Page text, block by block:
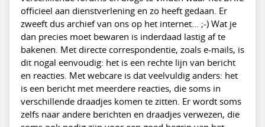
officieel aan dienstverlening en zo heeft gedaan. Er
zweeft dus archief van ons op het internet... ;-) Wat je
dan precies moet bewaren is inderdaad lastig af te
bakenen. Met directe correspondentie, zoals e-mails, is
dit nogal eenvoudig: het is een rechte lijn van bericht
en reacties. Met webcare is dat veelvuldig anders: het
is een bericht met meerdere reacties, die soms in
verschillende draadjes komen te zitten. Er wordt soms
zelfs naar andere berichten en draadjes verwezen, die